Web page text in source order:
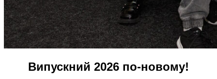
Випускний 2026 по-новому!